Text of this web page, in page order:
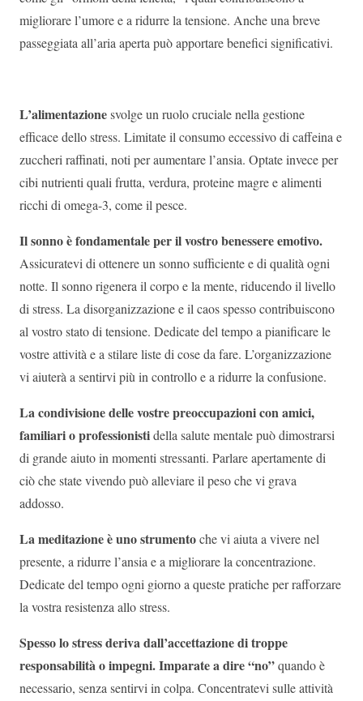
migliorare l’umore e a ridurre la tensione. Anche una breve
passeggiata all’aria aperta può apportare benefici significativi.
L’alimentazionesvolge un ruolo cruciale nella gestione
efficace dello stress. Limitate il consumo eccessivo di caffeina e
zuccheri raffinati, noti per aumentare l’ansia. Optate invece per
cibi nutrienti quali frutta, verdura, proteine magre e alimenti
ricchi di omega-3, come il pesce.
Il sonno è fondamentale per il vostro benessere emotivo.
Assicuratevi di ottenere un sonno sufficiente e di qualità ogni
notte. Il sonno rigenera il corpo e la mente, riducendo il livello
di stress. La disorganizzazione e il caos spesso contribuiscono
al vostro stato di tensione. Dedicate del tempo a pianificare le
vostre attività e a stilare liste di cose da fare. L’organizzazione
vi aiuterà a sentirvi più in controllo e a ridurre la confusione.
La condivisione delle vostre preoccupazioni con amici,
familiari o professionistidella salute mentale può dimostrarsi
di grande aiuto in momenti stressanti. Parlare apertamente di
ciò che state vivendo può alleviare il peso che vi grava
addosso.
La meditazione è uno strumentoche vi aiuta a vivere nel
presente, a ridurre l’ansia e a migliorare la concentrazione.
Dedicate del tempo ogni giorno a queste pratiche per rafforzare
la vostra resistenza allo stress.
Spesso lo stress deriva dall’accettazione di troppe
responsabilità o impegni. Imparate a dire “no”quando è
necessario, senza sentirvi in colpa. Concentratevi sulle attività